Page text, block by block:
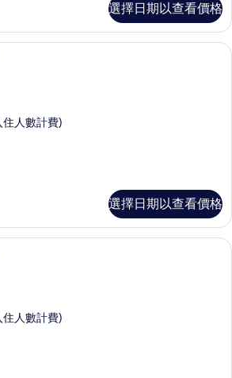
選擇日期以查看價格
高級寢具、客房內保險箱、書桌、筆
住人數計費)
選擇日期以查看價格
高級寢具、客房內保險箱、書桌、筆
住人數計費)